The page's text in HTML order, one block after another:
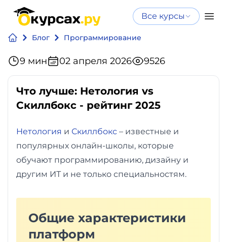
Все курсы
Блог Программирование
9 мин 02 апреля 2026 9526
Что лучше: Нетология vs
Скиллбокс - рейтинг 2025
Нетология и Скиллбокс – известные и
популярных онлайн-школы, которые
обучают программированию, дизайну и
другим ИТ и не только специальностям.
Общие характеристики
платформ
Нейросеть
Программирование
Бизнес
финансы
Дизайн
Видео,
фото,
Курсы по
искусственному
интеллекту
Курсы по нейросетям